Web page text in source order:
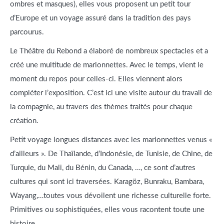
ombres et masques), elles vous proposent un petit tour
d’Europe et un voyage assuré dans la tradition des pays
parcourus.
Le Théâtre du Rebond a élaboré de nombreux spectacles et a
créé une multitude de marionnettes. Avec le temps, vient le
moment du repos pour celles-ci. Elles viennent alors
compléter l’exposition. C’est ici une visite autour du travail de
la compagnie, au travers des thèmes traités pour chaque
création.
Petit voyage longues distances avec les marionnettes venus «
d’ailleurs ». De Thaïlande, d’Indonésie, de Tunisie, de Chine, de
Turquie, du Mali, du Bénin, du Canada, …, ce sont d’autres
cultures qui sont ici traversées. Karagöz, Bunraku, Bambara,
Wayang,…toutes vous dévoilent une richesse culturelle forte.
Primitives ou sophistiquées, elles vous racontent toute une